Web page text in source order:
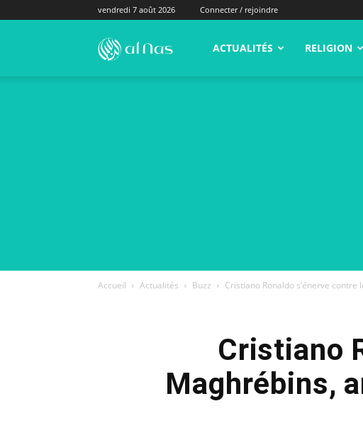
vendredi 7 août 2026 Connecter / rejoindre
alNas.fr ACTUALITÉS RELIGION
Accueil Actualités Buzz Cristiano Ronaldo s’énerve
Cristiano
Maghrébins,